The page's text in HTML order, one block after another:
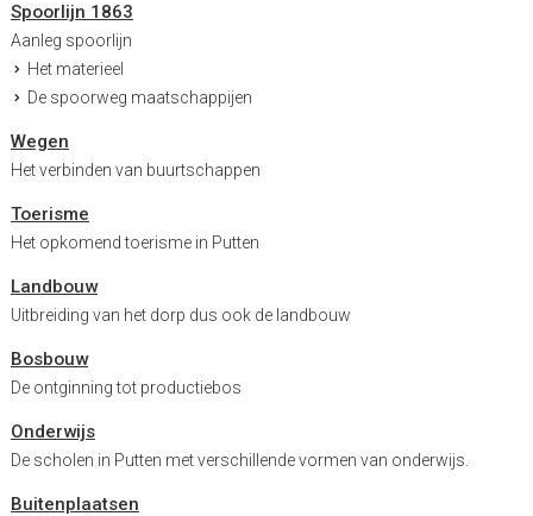
Spoorlijn 1863
Aanleg spoorlijn
Het materieel
De spoorweg maatschappijen
Wegen
Het verbinden van buurtschappen
Toerisme
Het opkomend toerisme in Putten
Landbouw
Uitbreiding van het dorp dus ook de landbouw
Bosbouw
De ontginning tot productiebos
Onderwijs
De scholen in Putten met verschillende vormen van onderwijs.
Buitenplaatsen